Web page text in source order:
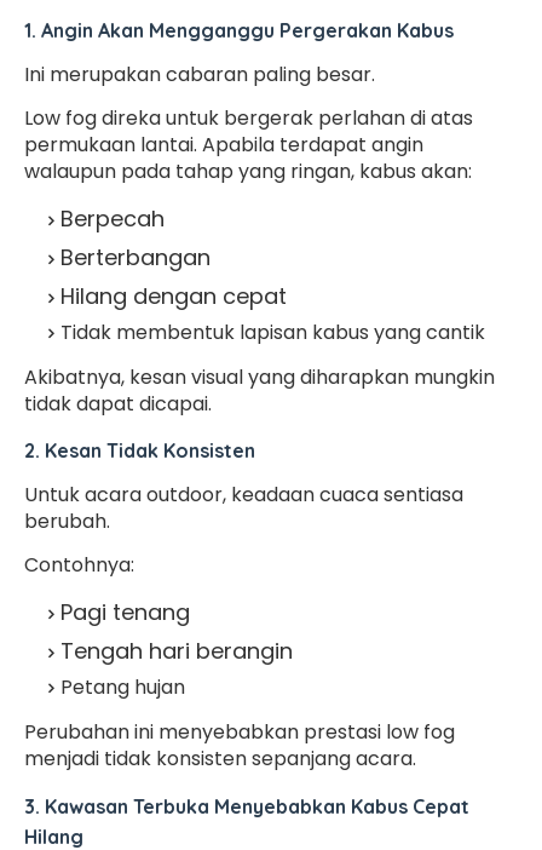
1. Angin Akan Mengganggu Pergerakan Kabus
Ini merupakan cabaran paling besar.
Low fog direka untuk bergerak perlahan di atas
permukaan lantai. Apabila terdapat angin
walaupun pada tahap yang ringan, kabus akan:
Berpecah
Berterbangan
Hilang dengan cepat
Tidak membentuk lapisan kabus yang cantik
Akibatnya, kesan visual yang diharapkan mungkin
tidak dapat dicapai.
2. Kesan Tidak Konsisten
Untuk acara outdoor, keadaan cuaca sentiasa
berubah.
Contohnya:
Pagi tenang
Tengah hari berangin
Petang hujan
Perubahan ini menyebabkan prestasi low fog
menjadi tidak konsisten sepanjang acara.
3. Kawasan Terbuka Menyebabkan Kabus Cepat
Hilang